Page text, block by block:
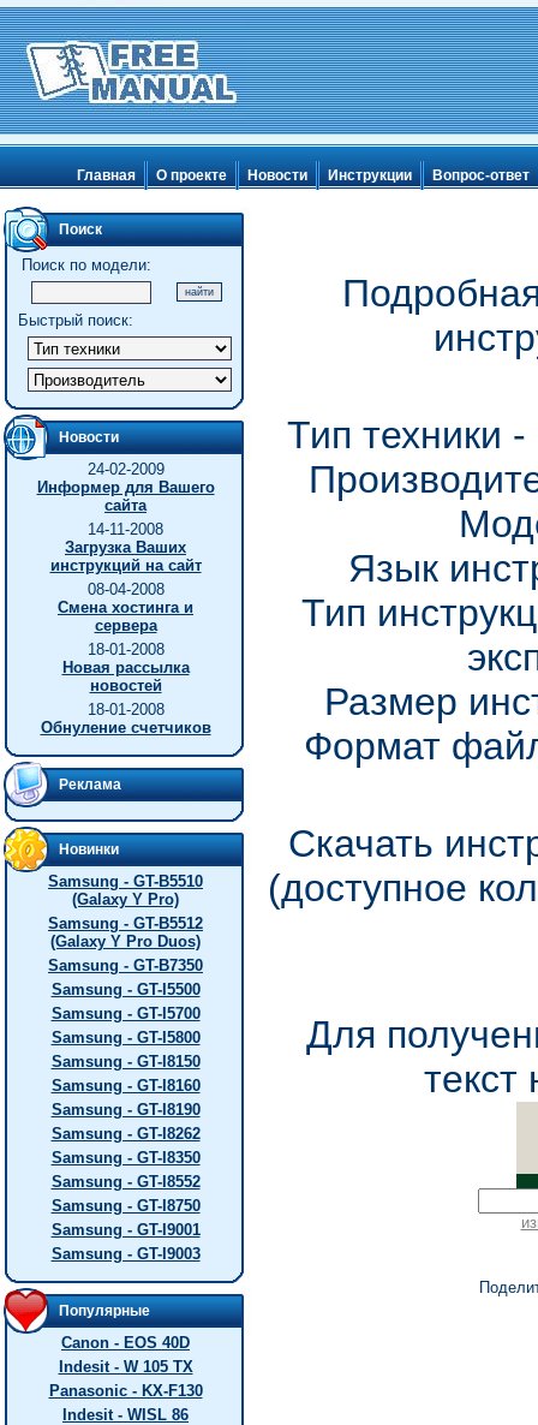
Главная О проекте Новости Инструкции Вопрос-ответ
Поиск
Поиск по модели:
Быстрый поиск:
Новости
24-02-2009
Информер для Вашего
сайта
14-11-2008
Загрузка Ваших
инструкций на сайт
08-04-2008
Смена хостинга и
сервера
18-01-2008
Новая рассылка
новостей
18-01-2008
Обнуление счетчиков
Реклама
Новинки
Samsung - GT-B5510
(Galaxy Y Pro)
Samsung - GT-B5512
(Galaxy Y Pro Duos)
Samsung - GT-B7350
Samsung - GT-I5500
Samsung - GT-I5700
Samsung - GT-I5800
Samsung - GT-I8150
Samsung - GT-I8160
Samsung - GT-I8190
Samsung - GT-I8262
Samsung - GT-I8350
Samsung - GT-I8552
Samsung - GT-I8750
Samsung - GT-I9001
Samsung - GT-I9003
Популярные
Canon - EOS 40D
Indesit - W 105 TX
Panasonic - KX-F130
Indesit - WISL 86
Тип техники
Язык
Тип
Размер
Формат
Скачать
(доступное
Для
текст